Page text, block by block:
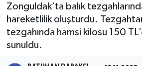
Zonguldak’ta balık
hareketlilik oluşturdu.
tezgahında hamsi kilosu 150
sunuldu.
Devrek
Gökçebey
Son Dakika Haberleri
Haber Arşivi